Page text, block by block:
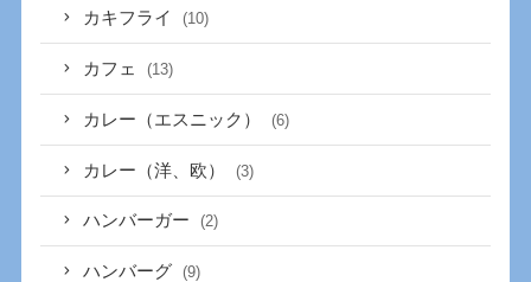
カキフライ (10)
カフェ (13)
カレー（エスニック） (6)
カレー（洋、欧） (3)
ハンバーガー (2)
ハンバーグ (9)